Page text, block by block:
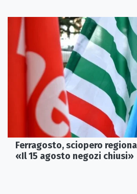
Ferragosto, sciopero
«Il 15 agosto negozi chiusi»